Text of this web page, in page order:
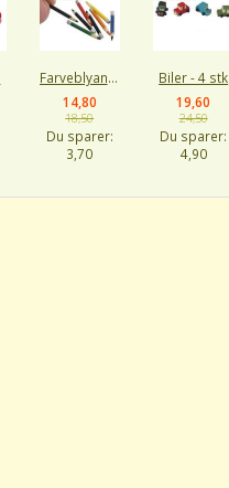
Farveblyanter
14,80
18,50
Du sparer:
3,70
Biler - 4 stk
19,60
24,50
Du sparer:
4,90